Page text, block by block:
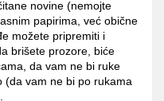
novine (nemojte
papirima, već obične
možete pripremiti i
brišete prozore, biće
da vam ne bi ruke
(da vam ne bi po rukama